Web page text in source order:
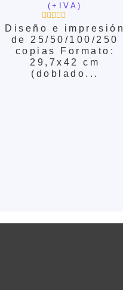
(+IVA)
Valorado
con
0
de
5
Diseño e impresión
de 25/50/100/250
copias Formato:
29,7x42 cm
(doblado...